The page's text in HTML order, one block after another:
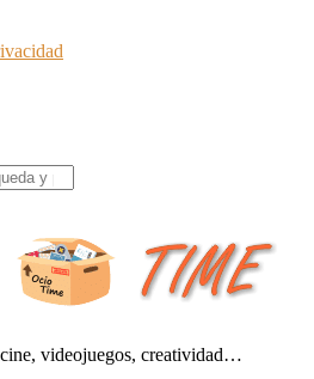
videojuegos, creatividad…